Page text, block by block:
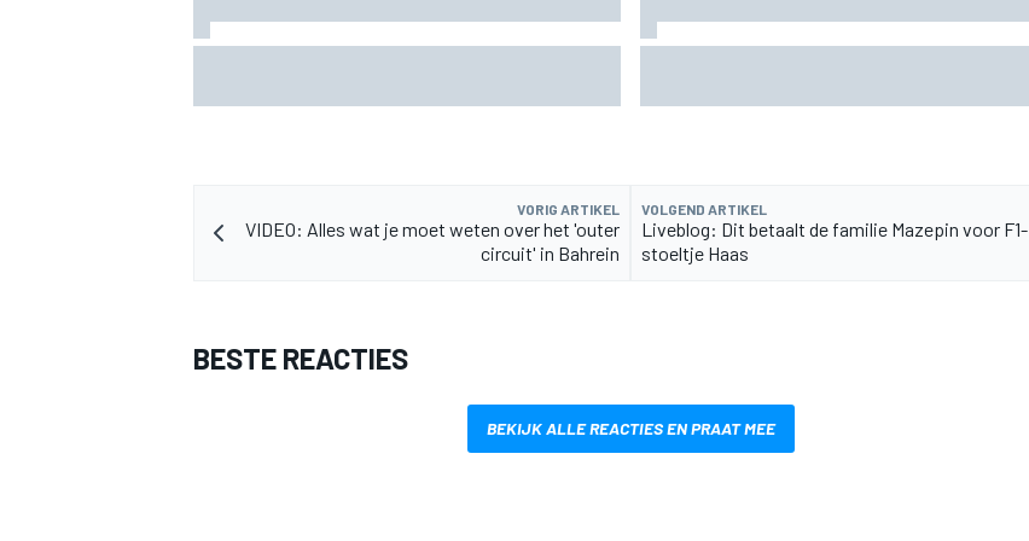
VORIG ARTIKEL
VIDEO: Alles wat je moet weten over het 'outer
circuit' in Bahrein
VOLGEND ARTIKEL
Liveblog: Dit betaalt de familie Mazepin voor F1-
stoeltje Haas
BESTE REACTIES
BEKIJK ALLE REACTIES EN PRAAT MEE